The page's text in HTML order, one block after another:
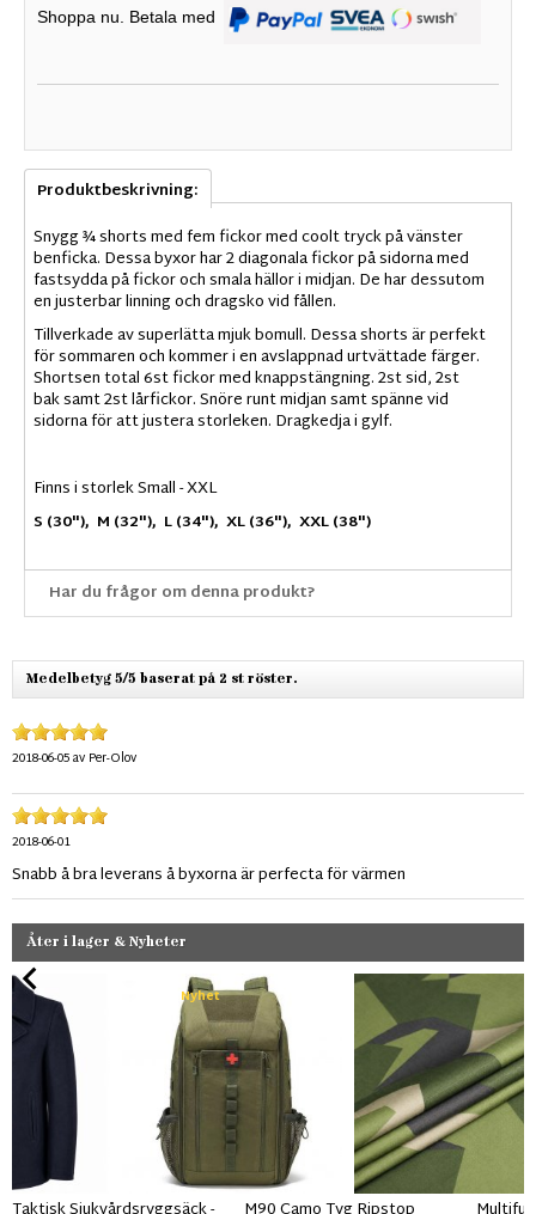
Shoppa nu. Betala med
Produktbeskrivning:
Snygg¾shorts medfemfickormedcoolt tryckpå vänster
benficka. Dessabyxorhar2diagonalafickor på sidornamed
fastsydda påfickoroch smalahällori midjan. De har dessutom
en justerbarlinning ochdragskovidfållen.
Tillverkade av superlätta mjuk bomull. Dessa shorts är perfekt
för sommaren och kommer i en avslappnad urtvättade färger.
Shortsen total 6st fickor med knappstängning. 2st sid, 2st
bak samt 2st lårfickor. Snöre runt midjan samt spänne vid
sidorna för att justera storleken. Dragkedja i gylf.
Finns i storlek Small - XXL
S (30"), M (32"), L (34"), XL (36"), XXL (38")
Har du frågor om denna produkt?
Medelbetyg 5/5 baserat på 2 st röster.
2018-06-05av Per-Olov
2018-06-01
Snabb å bra leverans å byxorna är perfecta för värmen
Åter i lager & Nyheter
Nyhet